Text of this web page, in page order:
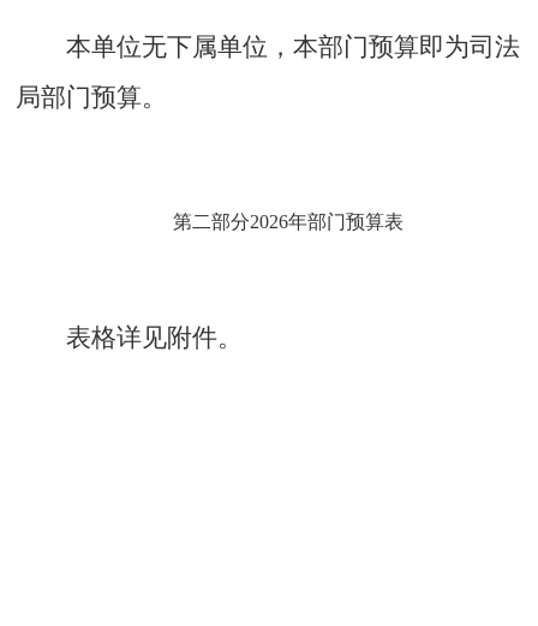
本单位无下属单位 ，本部门预算即为司法
局部门预算。
第二部分2026年部门预算表
表格详见附件。